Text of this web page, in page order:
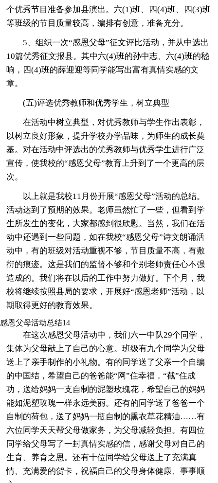
个优秀节目准备参加县演出。六(1)班、四(4)班、四(3)班
等班级的节目质量较高，编排有创意，准备充分。
5、组织一次“感恩父母”征文评比活动，并从中选出
10篇优秀征文报县。其中六(4)班的孙中志、六(4)班的嵇
响，四(4)班的薛迎迎等同学能写出富有真情实感的文
章。
(五)评选优秀教师和优秀学生，树立典型
在活动中树立典型，对优秀教师与学生作出表彰，
以树立良好形象，提升学校办学品味，为师生的成长奠
基。对在活动中评选出的优秀教师与优秀学生进行广泛
宣传，使我校的“感恩父母”教育上升到了一个更高的层
次。
以上就是我校11月份开展“感恩父母”活动的总结。
活动达到了预期的效果。老师虽然忙了一些，但看到学
生所发生的变化，大家都感到很欣慰。当然，我们在活
动中还遇到一些问题，如在我校“感恩父母”诗文朗诵活
动中，有的班级对活动重视不够，节目质量不高，有敷
衍的痕迹。这是我们的监督不够和个别老师责任心不强
造成的。我们将在以后的工作中努力做好。下个月，我
校将继续按照县局的要求，开展好“感恩老师”活动，以
期取得更好的教育效果。
感恩父母活动总结14
在这次感恩父母活动中，我们六一中队29个同学，
集体为父母献上了自己的心意。班级有九个同学为父母
送上了亲手制作的小礼物。有的同学送了父亲一个自编
的中国结，希望自己的爸爸能“网”住幸福，“截”住成
功，送给妈妈一支自制的泥塑玫瑰花，希望自己的妈妈
能如泥塑玫瑰一样永远美丽。还有的同学送了爸爸一个
自制的荷包，送了妈妈一瓶自制的熏衣草花精油……有
六位同学天天帮父母做家务，为父母减轻负担。有四位
同学给父母写了一封真情实感的信，感谢父母对自己的
生育、养育之恩。还有十位同学给父母送上了充满真
情、充满爱的贺卡，祝福自己的父母身体健康、事事顺